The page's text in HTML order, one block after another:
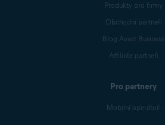
Produkty pro firmy
Obchodní partneři
Blog Avast Business
Affiliate partneři
Pro partnery
Mobilní operátoři